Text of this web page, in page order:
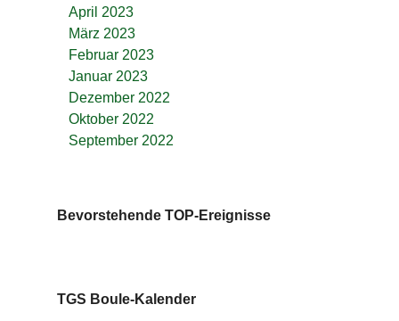
April 2023
März 2023
Februar 2023
Januar 2023
Dezember 2022
Oktober 2022
September 2022
Bevorstehende TOP-Ereignisse
TGS Boule-Kalender